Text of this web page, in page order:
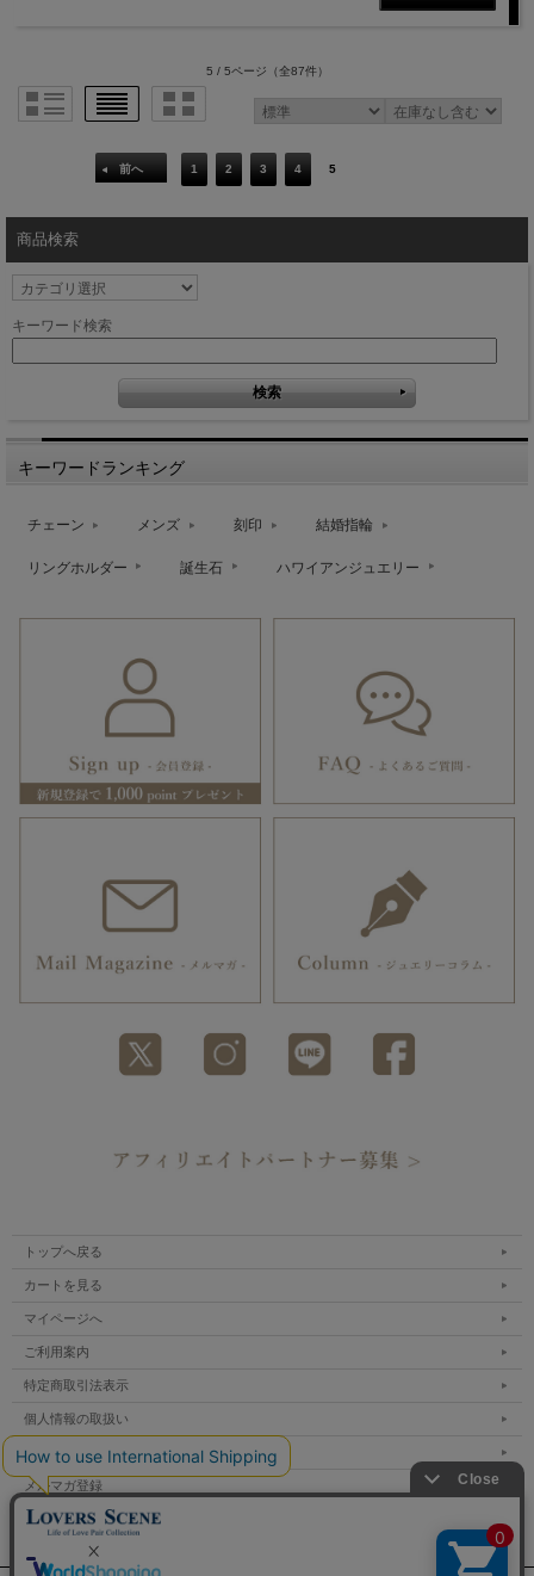
5 / 5ページ （全87件）
前へ 1 2 3 4 5
商品検索
キーワード検索
キーワードランキング
チェーン メンズ 刻印 結婚指輪
リングホルダー 誕生石 ハワイアンジュエリー
トップへ戻る
カートを見る
マイページへ
ご利用案内
特定商取引法表示
個人情報の取扱い
サイトマップ
メルマガ登録
お問い合わせ